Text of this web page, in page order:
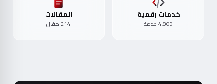
خدمات رقمية
4٬800 خدمة
المقالات
214 مقال